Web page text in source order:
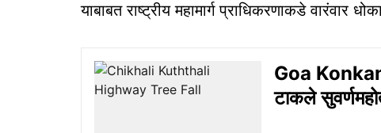
याबाबत राष्‍ट्रीय महामार्ग प्राधिकरणाकडे वारंवार
Goa
टाकले